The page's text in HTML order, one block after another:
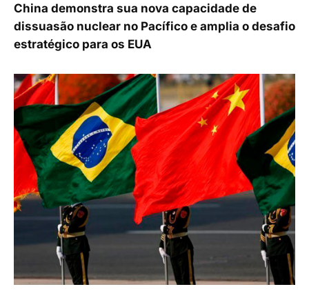
China demonstra sua nova capacidade de
dissuasão nuclear no Pacífico e amplia o desafio
estratégico para os EUA